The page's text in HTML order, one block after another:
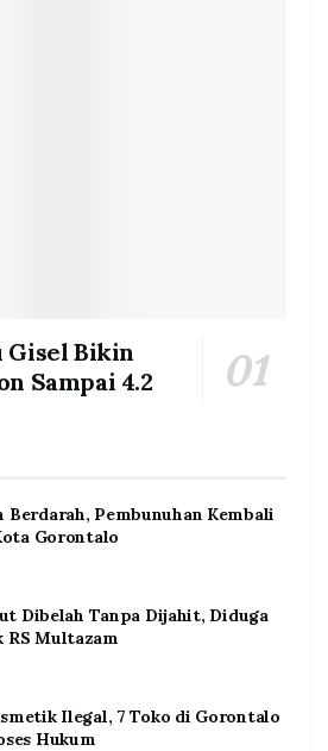
Gisel Bikin
Sampai 4.2
Berdarah, Pembunuhan Kembali
Gorontalo
Dibelah Tanpa Dijahit, Diduga
Multazam
Ilegal, 7 Toko di Gorontalo
Hukum